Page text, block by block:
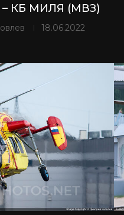
КБ МИЛЯ (МВЗ)
18.06.2022